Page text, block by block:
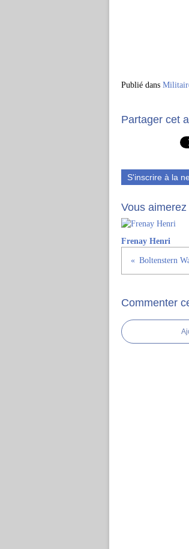
Publié dans
Partager cet
S'inscrire à la
Vous
Frenay Henri
Boltenstern
Commenter